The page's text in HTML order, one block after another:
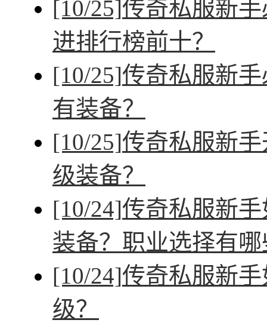
[10/25]传奇私服新
进排行榜前十？
[10/25]传奇私服新
有装备？
[10/25]传奇私服新
级装备？
[10/24]传奇私服新
装备？职业选择有
[10/24]传奇私服新
级？